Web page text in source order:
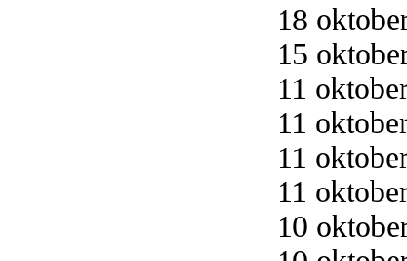
18
15
11
11
11
11
10